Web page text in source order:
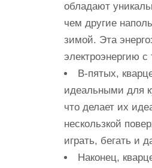
обладают
чем другие
зимой. Эта
электроэнергию
В-пятых,
идеальными для
что делает их
нескользкой
играть, бегать и
Наконец,